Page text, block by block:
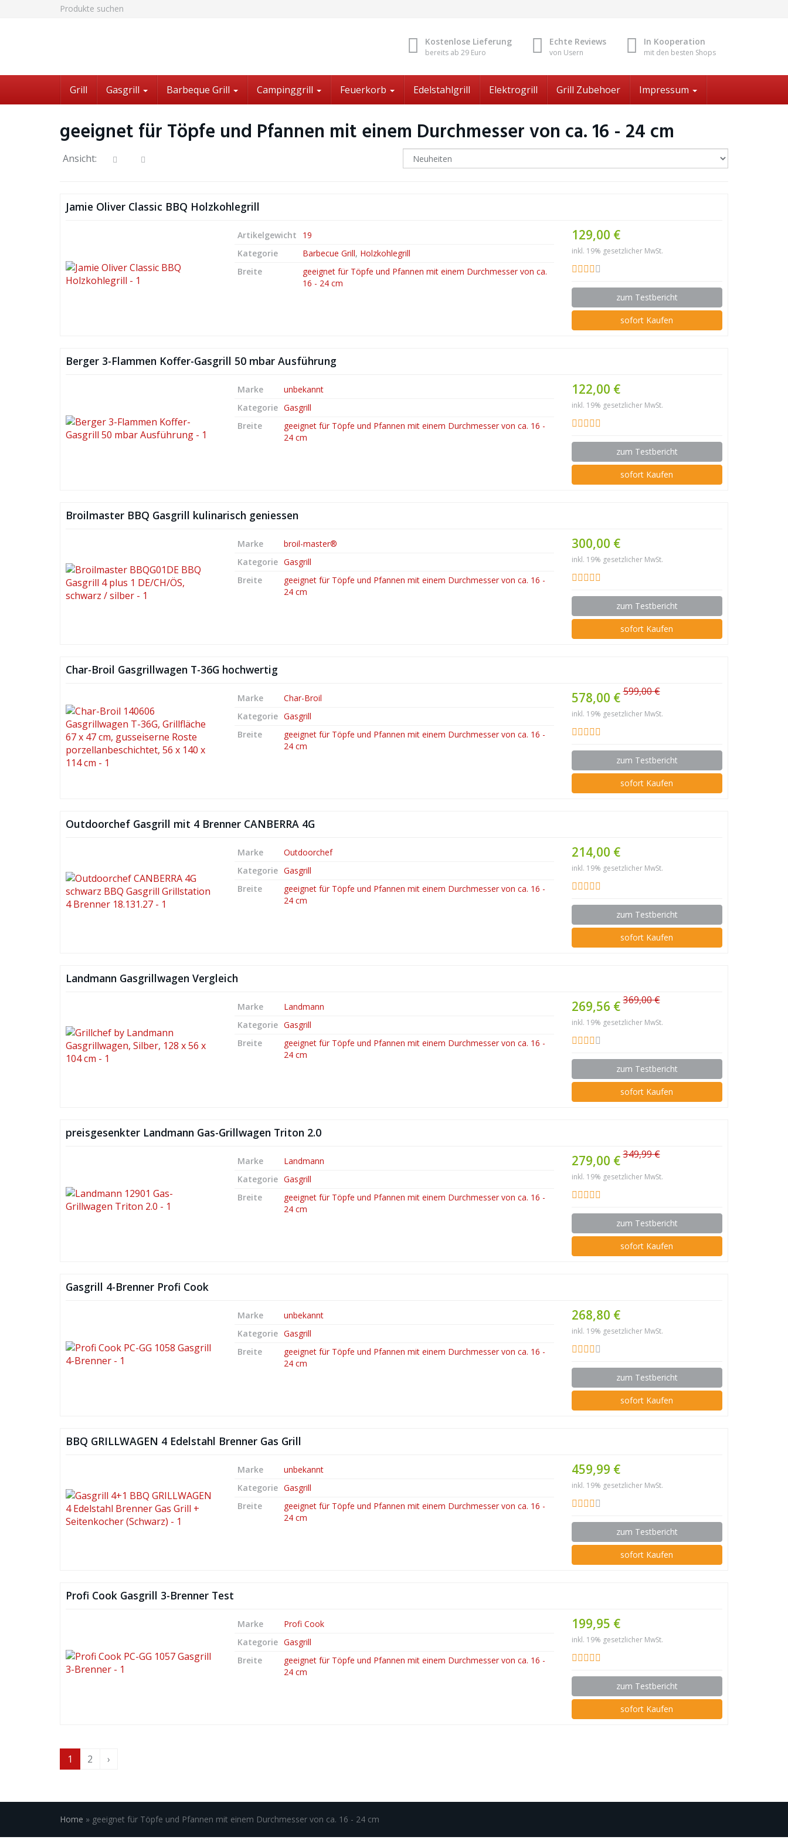
Produkte suchen
Kostenlose Lieferung
bereits ab 29 Euro
Echte Reviews
von Usern
In Kooperation
mit den besten Shops
Grill Gasgrill Barbeque Grill Campinggrill Feuerkorb Edelstahlgrill Elektrogrill Grill Zubehoer Impressum
geeignet für Töpfe und Pfannen mit einem Durchmesser von ca. 16 - 24 cm
Ansicht:
Jamie Oliver Classic BBQ Holzkohlegrill
129,00 €
inkl. 19% gesetzlicher MwSt.
zum Testbericht
sofort Kaufen
Artikelgewicht
19
Kategorie
Barbecue Grill, Holzkohlegrill
Breite
geeignet für Töpfe und Pfannen mit einem Durchmesser von ca.
16 - 24 cm
Berger 3-Flammen Koffer-Gasgrill 50 mbar Ausführung
122,00 €
inkl. 19% gesetzlicher MwSt.
zum Testbericht
sofort Kaufen
Marke
unbekannt
Kategorie Gasgrill
Breite
geeignet für Töpfe und Pfannen mit einem Durchmesser von ca. 16 -
24 cm
Broilmaster BBQ Gasgrill kulinarisch geniessen
300,00 €
inkl. 19% gesetzlicher MwSt.
zum Testbericht
sofort Kaufen
Marke
broil-master®
Kategorie Gasgrill
Breite
geeignet für Töpfe und Pfannen mit einem Durchmesser von ca. 16 -
24 cm
Char-Broil Gasgrillwagen T-36G hochwertig
578,00 €599,00 €
inkl. 19% gesetzlicher MwSt.
zum Testbericht
sofort Kaufen
Marke
Char-Broil
Kategorie Gasgrill
Breite
geeignet für Töpfe und Pfannen mit einem Durchmesser von ca. 16 -
24 cm
Outdoorchef Gasgrill mit 4 Brenner CANBERRA 4G
214,00 €
inkl. 19% gesetzlicher MwSt.
zum Testbericht
sofort Kaufen
Marke
Outdoorchef
Kategorie Gasgrill
Breite
geeignet für Töpfe und Pfannen mit einem Durchmesser von ca. 16 -
24 cm
Landmann Gasgrillwagen Vergleich
269,56 €369,00 €
inkl. 19% gesetzlicher MwSt.
zum Testbericht
sofort Kaufen
Marke
Landmann
Kategorie Gasgrill
Breite
geeignet für Töpfe und Pfannen mit einem Durchmesser von ca. 16 -
24 cm
preisgesenkter Landmann Gas-Grillwagen Triton 2.0
279,00 €349,99 €
inkl. 19% gesetzlicher MwSt.
zum Testbericht
sofort Kaufen
Marke
Landmann
Kategorie Gasgrill
Breite
geeignet für Töpfe und Pfannen mit einem Durchmesser von ca. 16 -
24 cm
Gasgrill 4-Brenner Profi Cook
268,80 €
inkl. 19% gesetzlicher MwSt.
zum Testbericht
sofort Kaufen
Marke
unbekannt
Kategorie Gasgrill
Breite
geeignet für Töpfe und Pfannen mit einem Durchmesser von ca. 16 -
24 cm
BBQ GRILLWAGEN 4 Edelstahl Brenner Gas Grill
459,99 €
inkl. 19% gesetzlicher MwSt.
zum Testbericht
sofort Kaufen
Marke
unbekannt
Kategorie Gasgrill
Breite
geeignet für Töpfe und Pfannen mit einem Durchmesser von ca. 16 -
24 cm
Profi Cook Gasgrill 3-Brenner Test
199,95 €
inkl. 19% gesetzlicher MwSt.
zum Testbericht
sofort Kaufen
Marke
Profi Cook
Kategorie Gasgrill
Breite
geeignet für Töpfe und Pfannen mit einem Durchmesser von ca. 16 -
24 cm
1 2 ›
Home » geeignet für Töpfe und Pfannen mit einem Durchmesser von ca. 16 - 24 cm